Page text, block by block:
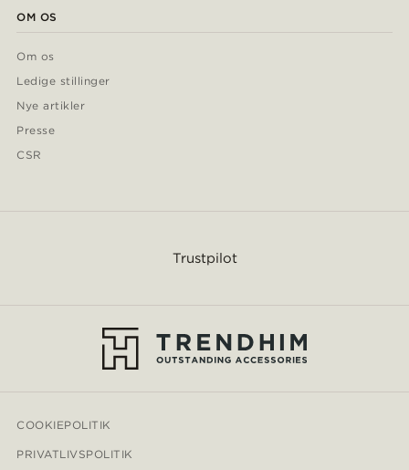
OM OS
Om os
Ledige stillinger
Nye artikler
Presse
CSR
Trustpilot
COOKIEPOLITIK
PRIVATLIVSPOLITIK